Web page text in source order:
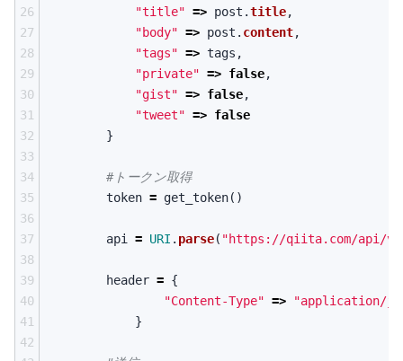
26
27
28
29
30
31
32
33
34
35
36
37
38
39
40
41
42
"title" => post .title,
"body" => post . content,
"tags" => tags ,
"private" => false,
"gist" => false,
"tweet" => false
}
#トークン取得
token = get_token()
api = URI . parse( "https://qiita.com/api/v1/
header = {
"Content-Type" =>
"application/
}